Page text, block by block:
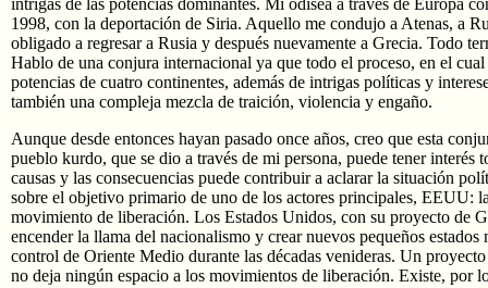
1998, con la deportación de Siria. Aquello me condujo a Atenas, a
obligado a regresar a Rusia y después nuevamente a Grecia. Todo
Hablo de una conjura internacional ya que todo el proceso, en el
potencias de cuatro continentes, además de intrigas políticas y
también una compleja mezcla de traición, violencia y engaño.
Aunque desde entonces hayan pasado once años, creo que esta
pueblo kurdo, que se dio a través de mi persona, puede tener interés
causas y las consecuencias puede contribuir a aclarar la situación
sobre el objetivo primario de uno de los actores principales, EEUU:
movimiento de liberación. Los Estados Unidos, con su proyecto de
encender la llama del nacionalismo y crear nuevos pequeños estados
control de Oriente Medio durante las décadas venideras. Un
no deja ningún espacio a los movimientos de liberación. Existe, por